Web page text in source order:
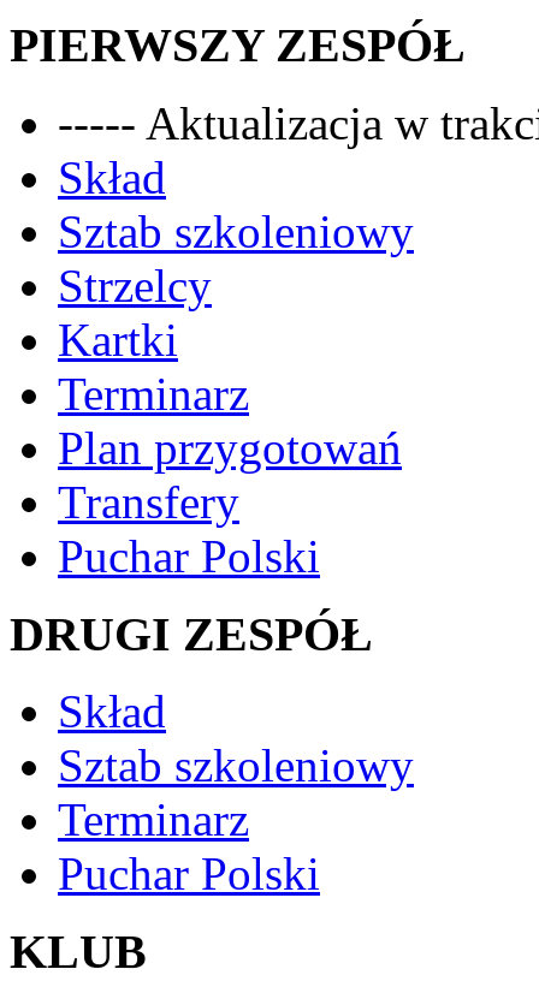
PIERWSZY ZESPÓŁ
----- Aktualizacja w
Skład
Sztab szkoleniowy
Strzelcy
Kartki
Terminarz
Plan przygotowań
Transfery
Puchar Polski
DRUGI ZESPÓŁ
Skład
Sztab szkoleniowy
Terminarz
Puchar Polski
KLUB